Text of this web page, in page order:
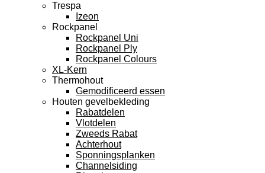
Trespa
Izeon
Rockpanel
Rockpanel Uni
Rockpanel Ply
Rockpanel Colours
XL-Kern
Thermohout
Gemodificeerd essen
Houten gevelbekleding
Rabatdelen
Vlotdelen
Zweeds Rabat
Achterhout
Sponningsplanken
Channelsiding